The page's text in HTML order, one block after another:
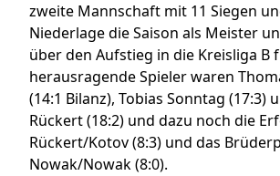
zweite Mannschaft mit 11 Siegen
Niederlage die Saison als Meister
über den Aufstieg in die Kreisliga B
herausragende Spieler waren
(14:1 Bilanz), Tobias Sonntag (17:3)
Rückert (18:2) und dazu noch die
Rückert/Kotov (8:3) und das
Nowak/Nowak (8:0).